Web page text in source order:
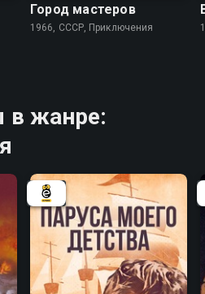
Город мастеров
1966, СССР, Приключения
жанре: